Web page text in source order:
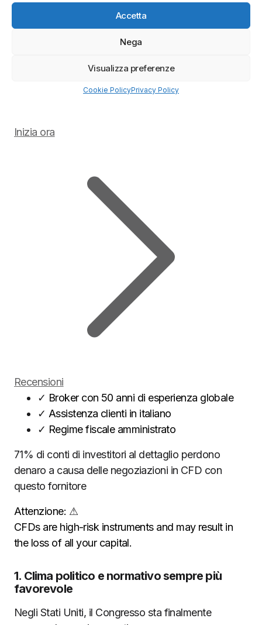
Accetta
Nega
Visualizza preferenze
Cookie PolicyPrivacy Policy
Inizia ora
Recensioni
✓ Broker con 50 anni di esperienza globale
✓ Assistenza clienti in italiano
✓ Regime fiscale amministrato
71% di conti di investitori al dettaglio perdono
denaro a causa delle negoziazioni in CFD con
questo fornitore
Attenzione: ⚠
CFDs are high-risk instruments and may result in
the loss of all your capital.
1. Clima politico e normativo sempre più
favorevole
Negli Stati Uniti, il Congresso sta finalmente